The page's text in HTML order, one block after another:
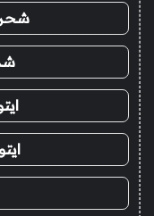
شحن